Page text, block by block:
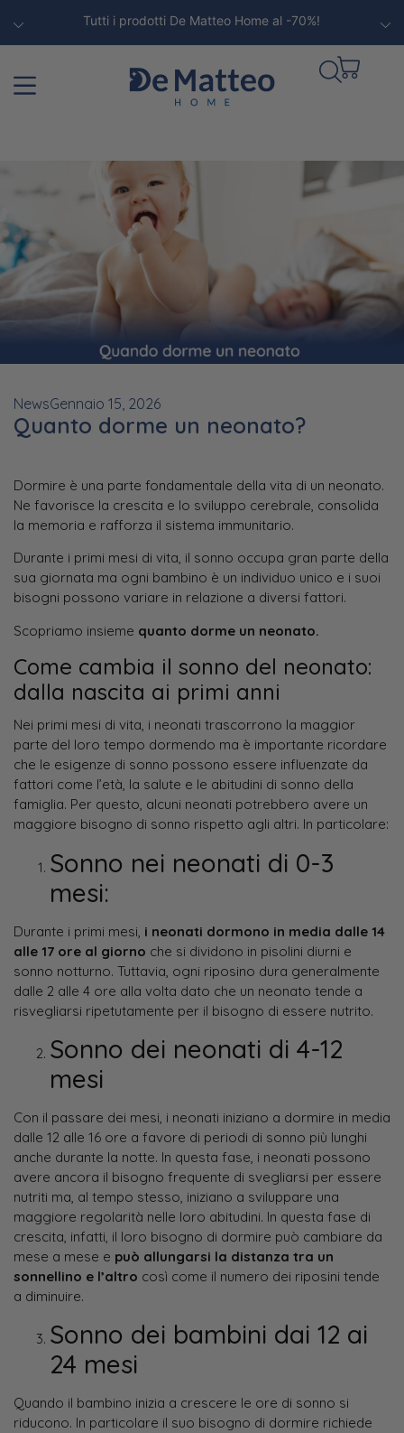
Tutti i prodotti De Matteo Home al -70%!
NewsGennaio 15, 2026
Quanto dorme un neonato?
Dormire è una parte fondamentale della vita di un neonato.
Ne favorisce la crescita e lo sviluppo cerebrale, consolida
la memoria e rafforza il sistema immunitario.
Durante i primi mesi di vita, il sonno occupa gran parte della
sua giornata ma ogni bambino è un individuo unico e i suoi
bisogni possono variare in relazione a diversi fattori.
Scopriamo insieme quanto dorme un neonato.
Come cambia il sonno del neonato:
dalla nascita ai primi anni
Nei primi mesi di vita, i neonati trascorrono la maggior
parte del loro tempo dormendo ma è importante ricordare
che le esigenze di sonno possono essere influenzate da
fattori come l’età, la salute e le abitudini di sonno della
famiglia. Per questo, alcuni neonati potrebbero avere un
maggiore bisogno di sonno rispetto agli altri. In particolare:
Sonno nei neonati di 0-3
mesi:
Durante i primi mesi, i neonati dormono in media dalle 14
alle 17 ore al giorno che si dividono in pisolini diurni e
sonno notturno. Tuttavia, ogni riposino dura generalmente
dalle 2 alle 4 ore alla volta dato che un neonato tende a
risvegliarsi ripetutamente per il bisogno di essere nutrito.
Sonno dei neonati di 4-12
mesi
Con il passare dei mesi, i neonati iniziano a dormire in media
dalle 12 alle 16 ore a favore di periodi di sonno più lunghi
anche durante la notte. In questa fase, i neonati possono
avere ancora il bisogno frequente di svegliarsi per essere
nutriti ma, al tempo stesso, iniziano a sviluppare una
maggiore regolarità nelle loro abitudini. In questa fase di
crescita, infatti, il loro bisogno di dormire può cambiare da
mese a mese e può allungarsi la distanza tra un
sonnellino e l’altro così come il numero dei riposini tende
a diminuire.
Sonno dei bambini dai 12 ai
24 mesi
Quando il bambino inizia a crescere le ore di sonno si
riducono. In particolare il suo bisogno di dormire richiede